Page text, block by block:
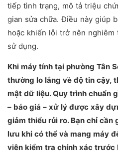
tiếp tình trạng, mô tả triệu
gian sửa chữa. Điều này giúp
hoặc khiến lỗi trở nên
sử dụng.
Khi máy tính tại phường Tân
thường lo lắng về độ tin cậy,
mật dữ liệu. Quy trình chuẩn
– báo giá – xử lý được xây
giảm thiểu rủi ro. Bạn chỉ cần
lưu khi có thể và mang máy
viên kiểm tra chính xác